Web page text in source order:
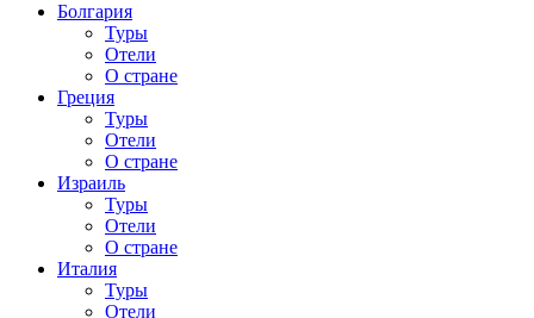
Болгария
Туры
Отели
О стране
Греция
Туры
Отели
О стране
Израиль
Туры
Отели
О стране
Италия
Туры
Отели